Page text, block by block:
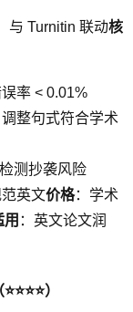
与 Turnitin 联动核
率 < 0.01%
整句式符合学术
测抄袭风险
英文价格：学术
用 ：英文论文润
）